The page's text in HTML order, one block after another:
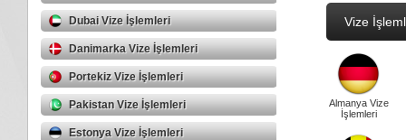
Dubai Vize İşlemleri
Danimarka Vize İşlemleri
Portekiz Vize İşlemleri
Pakistan Vize İşlemleri
Estonya Vize İşlemleri
Vize
Almanya Vize
İşlemleri